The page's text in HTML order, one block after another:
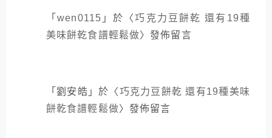
「wen0115 」於〈巧克力豆餅乾 還有19種
美味餅乾食譜輕鬆做〉發佈留言
「劉安皓 」於〈巧克力豆餅乾 還有19種美味
餅乾食譜輕鬆做〉發佈留言